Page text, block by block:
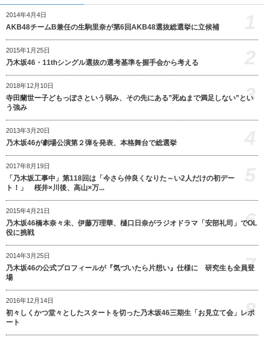
2014年4月4日
AKB48チームB兼任の生駒里奈が第6回AKB48選抜総選挙に立候補
2015年1月25日
乃木坂46・11thシングル選抜の選考基準を握手会から考える
2018年12月10日
寺田蘭世ー子どもっぽさという弱み、その先にある”死ぬまで満足しない”とい
う強み
3
2013年3月20日
乃木坂46が劇場公演第２弾を発表、本格舞台で総選挙
2017年8月19日
「乃木坂工事中」第118回は「今さら仲良くなりた～い2人だけの初デー
ト！」 桜井×川後、高山×万...
2015年4月21日
乃木坂46橋本奈々未、伊藤万理華、樋口日奈がラジオドラマ「安部礼司」でOL
役に挑戦
6
2014年3月25日
乃木坂46の公式プロフィールが『気づいたら片想い』仕様に 研究生も全員登
場
7
2016年12月14日
初々しくかつ堂々としたスタートを切った乃木坂46三期生「お見立て会」レポ
ート
8